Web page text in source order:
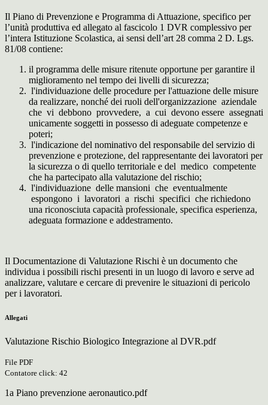
Il Piano di Prevenzione e Programma di Attuazione, specifico per
l’unità produttiva ed allegato al fascicolo 1 DVR complessivo per
l’intera Istituzione Scolastica, ai sensi dell’art 28 comma 2 D. Lgs.
81/08 contiene:
il programma delle misure ritenute opportune per garantire il
miglioramento nel tempo dei livelli di sicurezza;
l'individuazione delle procedure per l'attuazione delle misure
da realizzare, nonché dei ruoli dell'organizzazione aziendale
che vi debbono provvedere, a cui devono essere assegnati
unicamente soggetti in possesso di adeguate competenze e
poteri;
l'indicazione del nominativo del responsabile del servizio di
prevenzione e protezione, del rappresentante dei lavoratori per
la sicurezza o di quello territoriale e del medico competente
che ha partecipato alla valutazione del rischio;
l'individuazione delle mansioni che eventualmente
espongono i lavoratori a rischi specifici che richiedono
una riconosciuta capacità professionale, specifica esperienza,
adeguata formazione e addestramento.
Il Documentazione di Valutazione Rischi è un documento che
individua i possibili rischi presenti in un luogo di lavoro e serve ad
analizzare, valutare e cercare di prevenire le situazioni di pericolo
per i lavoratori.
Allegati
Valutazione Rischio Biologico Integrazione al DVR.pdf
File PDF
Contatore click: 42
1a Piano prevenzione aeronautico.pdf